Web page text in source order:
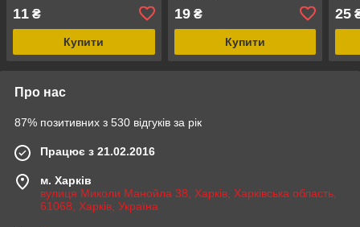
11 ₴
Купити
19₴
Купити
25
Про нас
87% позитивних з 530 відгуків за рік
Працює з 21.02.2016
м. Харків
вулиця Миколи Манойла 38, Харків, Харківська область,
61068, Харків, Україна